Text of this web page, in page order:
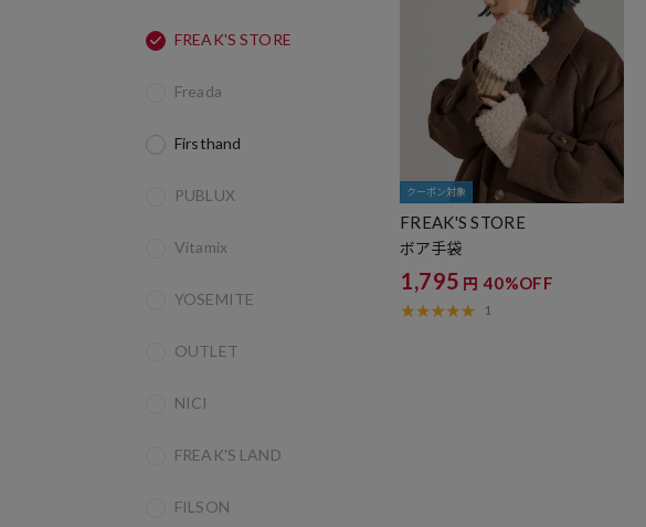
FREAK'S STORE
Freada
Firsthand
PUBLUX
Vitamix
YOSEMITE
OUTLET
NICI
FREAK'S LAND
FILSON
クーポン対象
FREAK'S STORE
ボア手袋
1,795 円 40%OFF
1